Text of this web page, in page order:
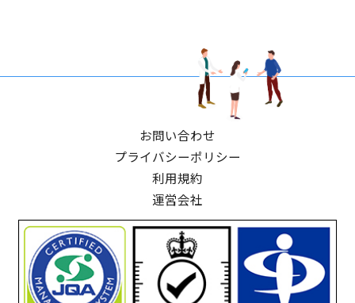
お問い合わせ
プライバシーポリシー
利用規約
運営会社